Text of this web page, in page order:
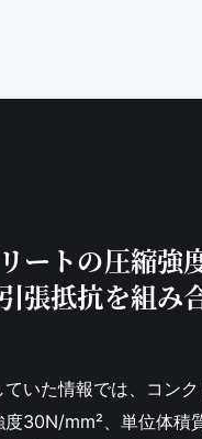
ートの圧縮強
張抵抗を組み
いた情報では、コン
度30N/mm²、単位体積